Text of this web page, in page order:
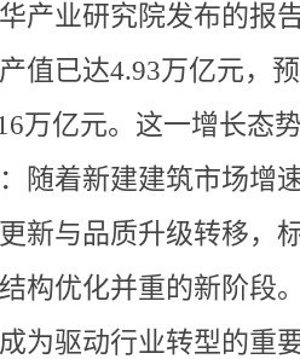
产业研究院发布的报
值已达4.93万亿元，
万亿元。这一增长态
随着新建建筑市场增
新与品质升级转移，
构优化并重的新阶段
为驱动行业转型的重